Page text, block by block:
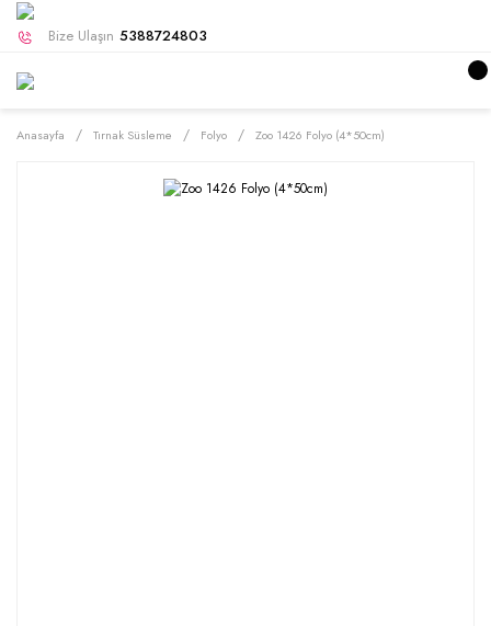
Bize Ulaşın 5388724803
Anasayfa Tırnak Süsleme Folyo Zoo 1426 Folyo (4*50cm)